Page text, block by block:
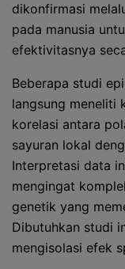
dikonfirmasi
pada manusia
efektivitasnya
Beberapa studi
langsung meneliti
korelasi antara
sayuran lokal
Interpretasi data
mengingat
genetik yang
Dibutuhkan studi
mengisolasi efek